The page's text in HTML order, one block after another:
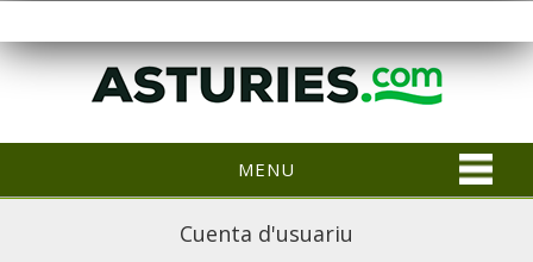
MENU
Cuenta d'usuariu